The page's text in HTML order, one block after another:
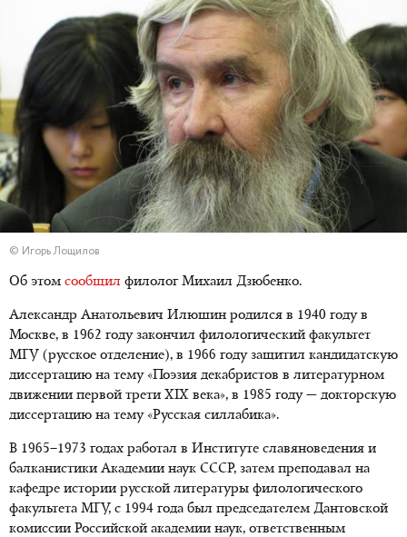
© Игорь Лощилов
Об этом сообщил филолог Михаил Дзюбенко.
Александр Анатольевич Илюшин родился в 1940 году в
Москве, в 1962 году закончил филологический факультет
МГУ (русское отделение), в 1966 году защитил кандидатскую
диссертацию на тему «Поэзия декабристов в литературном
движении первой трети XIX века», в 1985 году — докторскую
диссертацию на тему «Русская силлабика».
В 1965–1973 годах работал в Институте славяноведения и
балканистики Академии наук СССР, затем преподавал на
кафедре истории русской литературы филологического
факультета МГУ, с 1994 года был председателем Дантовской
комиссии Российской академии наук, ответственным